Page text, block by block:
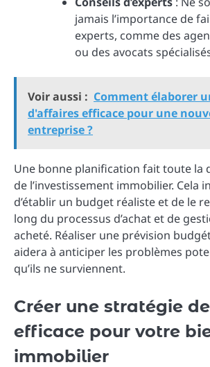
jamais l’importance de
experts, comme des
ou des avocats
Voir aussi : Comment élaborer
d'affaires efficace pour une
entreprise ?
Une bonne planification fait toute la
de l’investissement immobilier. Cela
d’établir un budget réaliste et de le
long du processus d’achat et de
acheté. Réaliser une prévision
aidera à anticiper les problèmes
qu’ils ne surviennent.
Créer une stratégie
efficace pour votre
immobilier